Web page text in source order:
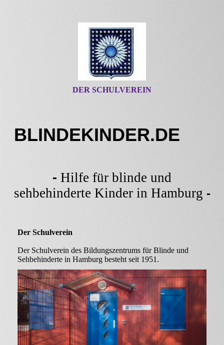
DER SCHULVEREIN
BLINDEKINDER.DE
- Hilfe für blinde und
sehbehinderte Kinder in Hamburg-
Der Schulverein
Der Schulverein des Bildungszentrums für Blinde und
Sehbehinderte in Hamburg besteht seit 1951.